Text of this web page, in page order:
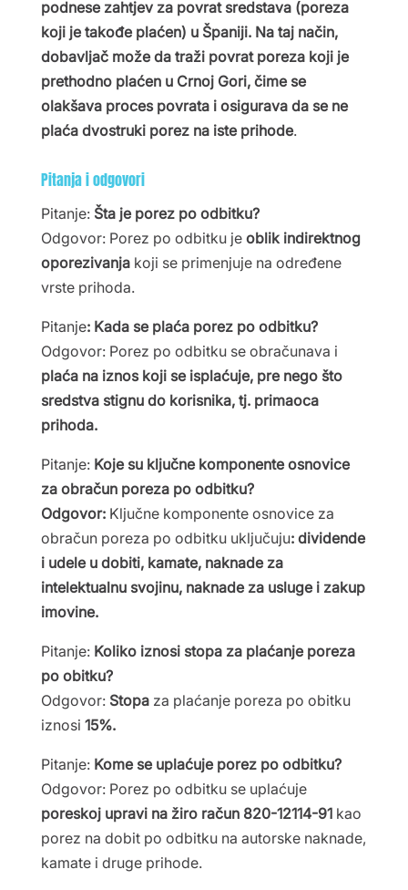
podnese zahtjev za povrat sredstava (poreza
koji je takođe plaćen) u Španiji. Na taj način,
dobavljač može da traži povrat poreza koji je
prethodno plaćen u Crnoj Gori, čime se
olakšava proces povrata i osigurava da se ne
plaća dvostruki porez na iste prihode.
Pitanja i odgovori
Pitanje: Šta je porez po odbitku?
Odgovor: Porez po odbitku je oblik indirektnog
oporezivanjakoji se primenjuje na određene
vrste prihoda.
Pitanje: Kada se plaća porez po odbitku?
Odgovor: Porez po odbitku se obračunava i
plaća na iznos koji se isplaćuje, pre nego što
sredstva stignu do korisnika, tj. primaoca
prihoda.
Pitanje: Koje su ključne komponente osnovice
za obračun poreza po odbitku?
Odgovor: Ključne komponente osnovice za
obračun poreza po odbitku uključuju: dividende
i udele u dobiti, kamate, naknade za
intelektualnu svojinu, naknade za usluge i zakup
imovine.
Pitanje: Koliko iznosi stopa za plaćanje poreza
po obitku?
Odgovor: Stopa za plaćanje poreza po obitku
iznosi 15%.
Pitanje: Kome se uplaćuje porez po odbitku?
Odgovor: Porez po odbitku se uplaćuje
poreskoj upravi na žiro račun 820-12114-91kao
porez na dobit po odbitku na autorske naknade,
kamate i druge prihode.